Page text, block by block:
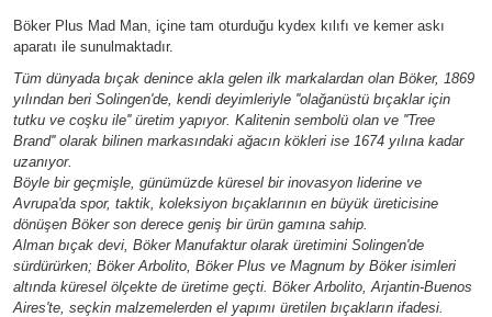
Böker Plus Mad Man, içine tam oturduğu kydex kılıfı ve kemer askı
aparatı ile sunulmaktadır.
Tüm dünyada bıçak denince akla gelen ilk markalardan olan Böker, 1869
yılından beri Solingen'de, kendi deyimleriyle ''olağanüstü bıçaklar için
tutku ve coşku ile'' üretim yapıyor. Kalitenin sembolü olan ve ''Tree
Brand'' olarak bilinen markasındaki ağacın kökleri ise 1674 yılına kadar
uzanıyor.
Böyle bir geçmişle, günümüzde küresel bir inovasyon liderine ve
Avrupa'da spor, taktik, koleksiyon bıçaklarının en büyük üreticisine
dönüşen Böker son derece geniş bir ürün gamına sahip.
Alman bıçak devi, Böker Manufaktur olarak üretimini Solingen'de
sürdürürken; Böker Arbolito, Böker Plus ve Magnum by Böker isimleri
altında küresel ölçekte de üretime geçti. Böker Arbolito, Arjantin-Buenos
Aires'te, seçkin malzemelerden el yapımı üretilen bıçakların ifadesi.